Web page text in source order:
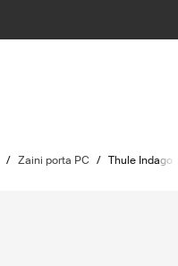
/ Zaini porta PC / Thule Indago